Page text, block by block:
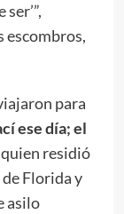
escombros,
para
ese día; el
residió
Florida y
asilo